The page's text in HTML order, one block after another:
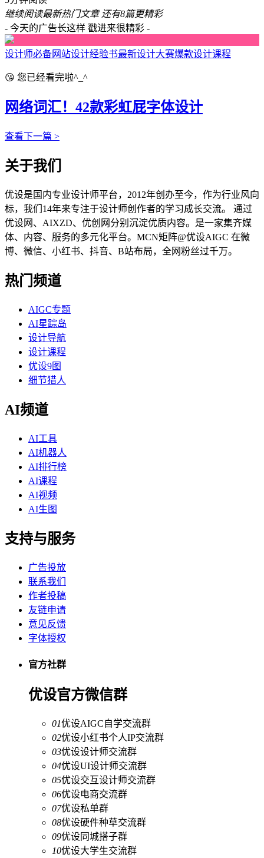
继续阅读最新热门文章 还有8篇更精彩
- 今天的广告长这样 戳进来很精彩 -
设计师必备网站设计经验书最新设计大赛爆款设计课程
😘 您已经看完啦^_^
网络词汇！42款彩虹屁字体设计
查看下一篇 >
关于我们
优设是国内专业设计师平台，2012年创办至今，作为行业风向
标，我们14年来专注于设计师创作者的学习成长交流。 通过
优设网、AIXZD、优创网分别沉淀优质内容。是一家集齐媒
体、内容、服务的多元化平台。MCN矩阵@优设AIGC 在微
博、微信、小红书、抖音、B站布局，全网粉丝过千万。
热门频道
AIGC专题
AI星踪岛
设计导航
设计课程
优设9图
细节猎人
AI频道
AI工具
AI机器人
AI排行榜
AI课程
AI视频
AI生图
支持与服务
广告投放
联系我们
作者投稿
友链申请
意见反馈
字体授权
官方社群
优设官方微信群
01优设AIGC自学交流群
02优设小红书个人IP交流群
03优设设计师交流群
04优设UI设计师交流群
05优设交互设计师交流群
06优设电商交流群
07优设私单群
08优设硬件种草交流群
09优设同城搭子群
10优设大学生交流群